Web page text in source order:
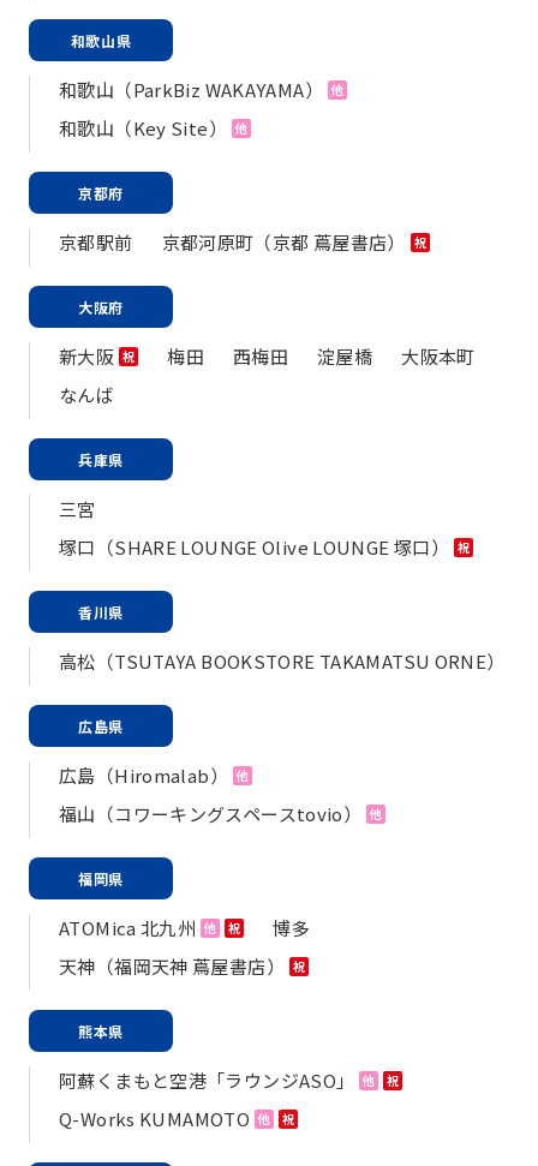
和歌山県
和歌山（ParkBiz WAKAYAMA） 他
和歌山（Key Site） 他
京都府
京都駅前 京都河原町（京都 蔦屋書店） 祝
大阪府
新大阪 祝 梅田 西梅田 淀屋橋
大阪本町
なんば
兵庫県
三宮
塚口（SHARE LOUNGE Olive LOUNGE 塚口）
祝
香川県
高松（TSUTAYA BOOKSTORE TAKAMATSU ORNE）
広島県
広島（Hiromalab） 他
福山（コワーキングスペースtovio） 他
福岡県
ATOMica 北九州 他 祝
博多
天神（福岡天神 蔦屋書店）
祝
熊本県
阿蘇くまもと空港「ラウンジASO」 他 祝
Q-Works KUMAMOTO 他 祝